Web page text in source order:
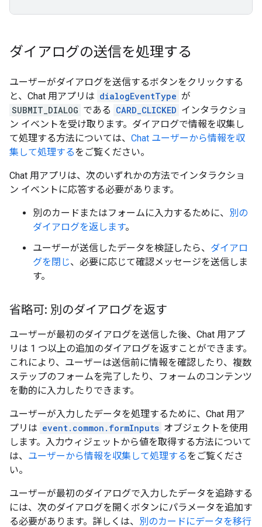
ダイアログの送信を処理する
ユーザーがダイアログを送信するボタンをクリックする
と、Chat 用アプリは dialogEventType が
SUBMIT_DIALOG である CARD_CLICKED インタラクショ
ン イベントを受け取ります。ダイアログで情報を収集し
て処理する方法については、 Chat ユーザーから情報を収
集して処理するをご覧ください。
Chat 用アプリは、次のいずれかの方法でインタラクショ
ン イベントに応答する必要があります。
別のカードまたはフォームに入力するために、 別の
ダイアログを返します。
ユーザーが送信したデータを検証したら、 ダイアロ
グを閉じ、必要に応じて確認メッセージを送信しま
す。
省略可: 別のダイアログを返す
ユーザーが最初のダイアログを送信した後、Chat 用アプ
リは 1 つ以上の追加のダイアログを返すことができます。
これにより、ユーザーは送信前に情報を確認したり、複数
ステップのフォームを完了したり、フォームのコンテンツ
を動的に入力したりできます。
ユーザーが入力したデータを処理するために、Chat 用ア
プリは event.common.formInputs オブジェクトを使用
します。入力ウィジェットから値を取得する方法について
は、 ユーザーから情報を収集して処理するをご覧くださ
い。
ユーザーが最初のダイアログで入力したデータを追跡する
には、次のダイアログを開くボタンにパラメータを追加す
る必要があります。詳しくは、 別のカードにデータを移行